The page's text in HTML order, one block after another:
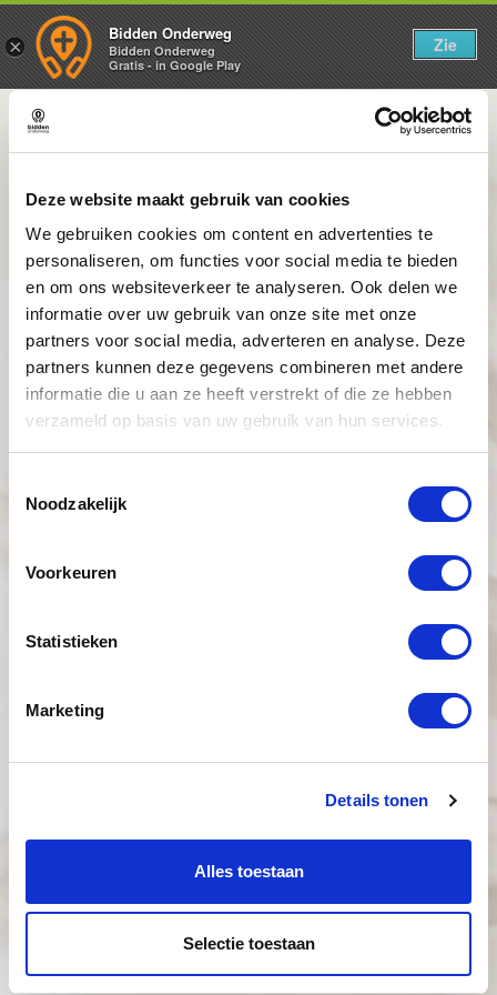
Deze website maakt gebruik van cookies
We gebruiken cookies om content en advertenties te
personaliseren, om functies voor social media te bieden
en om ons websiteverkeer te analyseren. Ook delen we
informatie over uw gebruik van onze site met onze
partners voor social media, adverteren en analyse. Deze
partners kunnen deze gegevens combineren met andere
informatie die u aan ze heeft verstrekt of die ze hebben
verzameld op basis van uw gebruik van hun services.
Noodzakelijk
Voorkeuren
Statistieken
Marketing
Details tonen
Alles toestaan
Selectie toestaan
Israël & Gaza: Bidden voor vrede
(korte versie)
×
Bidden Onderweg
Bidden Onderweg
Gratis - in Google Play
Zie